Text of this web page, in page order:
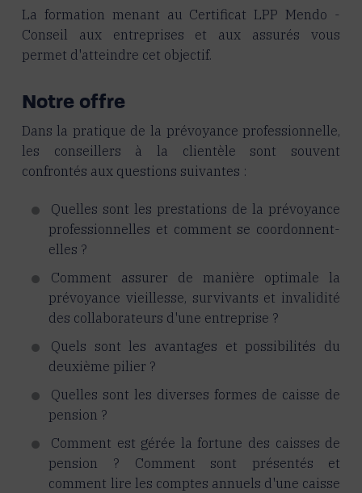
La formation menant au Certificat LPP Mendo -
Conseil aux entreprises et aux assurés vous
permet d'atteindre cet objectif.
Notre offre
Dans la pratique de la prévoyance professionnelle,
les conseillers à la clientèle sont souvent
confrontés aux questions suivantes :
Quelles sont les prestations de la prévoyance
professionnelles et comment se coordonnent-
elles ?
Comment assurer de manière optimale la
prévoyance vieillesse, survivants et invalidité
des collaborateurs d'une entreprise ?
Quels sont les avantages et possibilités du
deuxième pilier ?
Quelles sont les diverses formes de caisse de
pension ?
Comment est gérée la fortune des caisses de
pension ? Comment sont présentés et
comment lire les comptes annuels d'une caisse